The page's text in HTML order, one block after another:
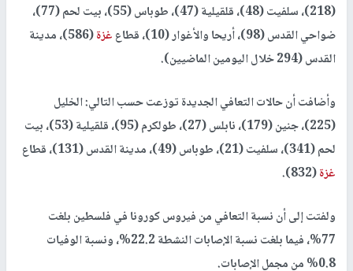
(218)، سلفيت (48)، قلقيلية (47)، طوباس (55)، بيت لحم (77)،
ضواحي القدس (98)، أريحا والأغوار (10)، قطاع
غزة
(586)، مدينة
القدس (294 خلال اليومين الماضيين).
وأضافت أن حالات التعافي الجديدة توزعت حسب التالي: الخليل
(225)، جنين (179)، نابلس (27)، طولكرم (95)، قلقيلية (53)، بيت
لحم (341)، سلفيت (21)، طوباس (49)، مدينة القدس (131)، قطاع
غزة(832).
ولفتت إلى أن نسبة التعافي من فيروس كورونا في فلسطين بلغت
77%، فيما بلغت نسبة الإصابات النشطة 22.2%، ونسبة الوفيات
0.8% من مجمل الإصابات.